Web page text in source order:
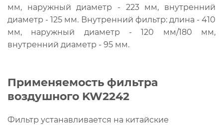
мм, наружный диаметр - 223 мм, внутренний
диаметр - 125 мм. Внутренний фильтр: длина - 410
мм, наружный диаметр - 120 мм/180 мм,
внутренний диаметр - 95 мм.
Применяемость фильтра
воздушного KW2242
Фильтр устанавливается на китайские